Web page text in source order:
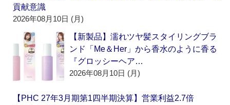
貢献意識
2026年08月10日 (月)
【新製品】濡れツヤ髪スタイリングブラ
ンド「Me＆Her」から香水のように香る
『グロッシーヘア…
2026年08月10日 (月)
【PHC 27年3月期第1四半期決算】営業利益2.7倍